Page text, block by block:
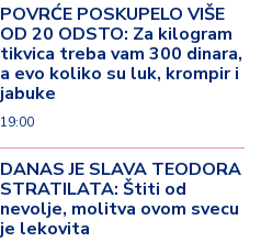
POVRĆE POSKUPELO VIŠE
OD 20 ODSTO: Za kilogram
tikvica treba vam 300 dinara,
a evo koliko su luk, krompir i
jabuke
19:00
DANAS JE SLAVA TEODORA
STRATILATA: Štiti od
nevolje, molitva ovom svecu
je lekovita